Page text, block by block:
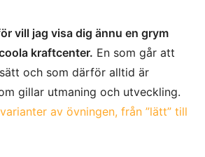
vill jag visa dig ännu en grym
kraftcenter. En som går att
och som därför alltid är
gillar utmaning och utveckling.
av övningen, från ”lätt” till